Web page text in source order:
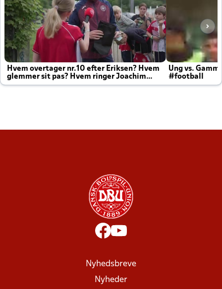
Hvem overtager nr.10 efter Eriksen? Hvem
glemmer sit pas? Hvem ringer Joachim
altid til efter kampe?
Ung vs.
#football
Nyhedsbreve
Nyheder